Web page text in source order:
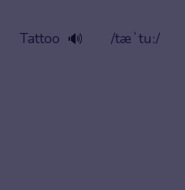
Tattoo 🔊 /tæˈtuː/